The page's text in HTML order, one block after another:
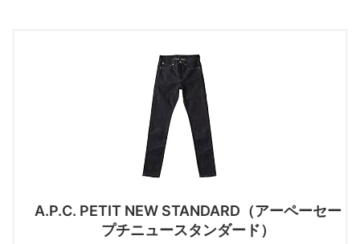
A.P.C. PETIT NEW STANDARD（アーペーセー
プチニュースタンダード）